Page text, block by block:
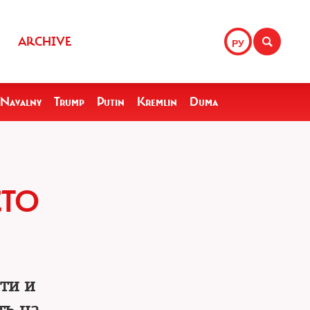
РУ
ARCHIVE
Navalny Trump Putin Kremlin Duma
и